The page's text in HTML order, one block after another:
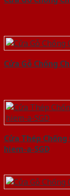
Cửa Gỗ Chống
Cửa Thép
hiem-a-SGD